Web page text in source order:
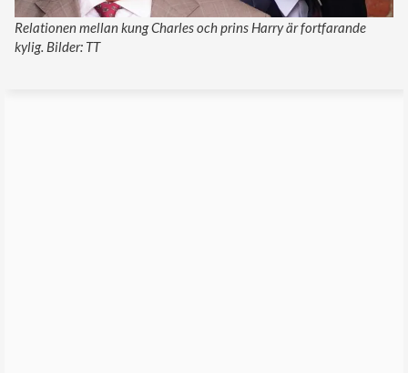
Relationen mellan kung Charles och prins Harry är fortfarande
kylig. Bilder: TT